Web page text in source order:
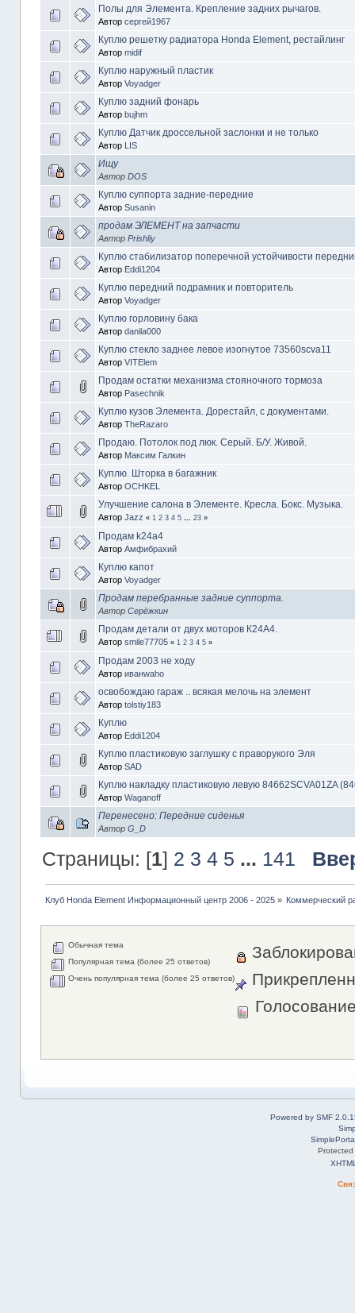
Полы для Элемента. Крепление задних рычагов.
Автор сергей1967
Куплю решетку радиатора Honda Element, рестайлинг
Автор midif
Куплю наружный пластик
Автор Voyadger
Куплю задний фонарь
Автор bujhm
Куплю Датчик дроссельной заслонки и не только
Автор LIS
Ищу
Автор DOS
Куплю суппорта задние-передние
Автор Susanin
продам ЭЛЕМЕНТ на запчасти
Автор Prishliy
Куплю стабилизатор поперечной устойчивости
Автор Eddi1204
Куплю передний подрамник и повторитель
Автор Voyadger
Куплю горловину бака
Автор danila000
Куплю стекло заднее левое изогнутое 73560scva11
Автор VITElem
Продам остатки механизма стояночного тормоза
Автор Pasechnik
Куплю кузов Элемента. Дорестайл, с документами.
Автор TheRazaro
Продаю. Потолок под люк. Серый. Б/У. Живой.
Автор Максим Галкин
Куплю. Шторка в багажник
Автор OCHKEL
Улучшение салона в Элементе. Кресла. Бокс. Музыка.
Автор Jazz « 1 2 3 4 5 23»
Продам k24a4
Автор Амфибрахий
Куплю капот
Автор Voyadger
Продам перебранные задние суппорта.
Автор Серёжкин
Продам детали от двух моторов К24А4.
Автор smile77705 « 1 2 3 4 5»
Продам 2003 не ходу
Автор иванwaho
освобождаю гараж .. всякая мелочь на элемент
Автор tolstiy183
Куплю
Автор Eddi1204
Куплю пластиковую заглушку с праворукого Эля
Автор SAD
Куплю накладку пластиковую левую 84662SCVA01ZA
Автор Waganoff
Перенесено: Передние сиденья
Автор G_D
Страницы: [1] 2 3 4 5 ... 141
Клуб Honda Element Информационный центр 2006 - 2025» Коммерческий
Обычная тема
Популярная тема (более 25 ответов)
Очень популярная тема (более 25 ответов)
Powered by SMF